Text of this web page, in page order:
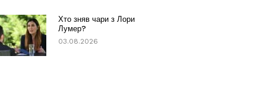
Хто зняв чари з Лори
Лумер?
03.08.2026